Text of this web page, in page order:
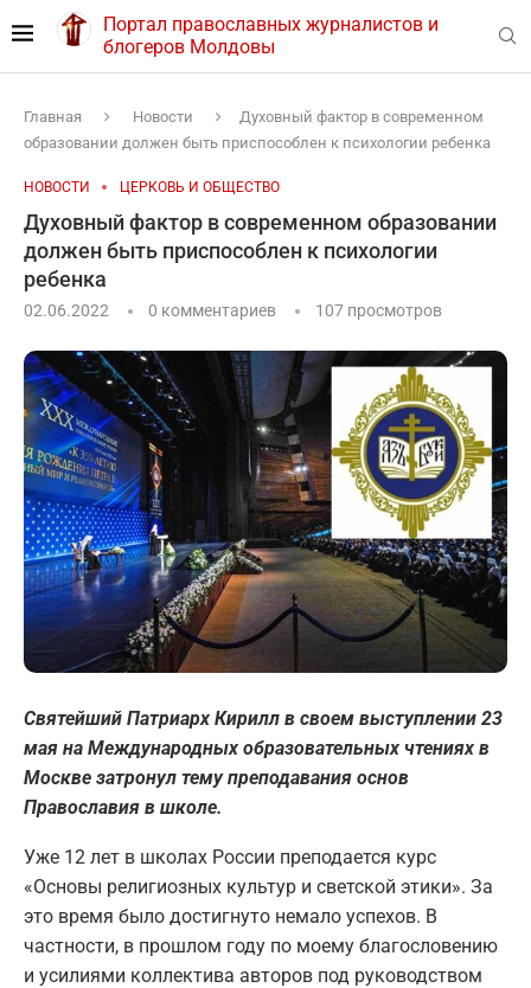
Портал православных журналистов и
блогеров Молдовы
Главная Новости
Духовный фактор в современном
образовании должен быть приспособлен к психологии ребенка
НОВОСТИ ЦЕРКОВЬ И ОБЩЕСТВО
Духовный фактор в современном образовании
должен быть приспособлен к психологии
ребенка
02.06.2022 0 комментариев 107 просмотров
Святейший Патриарх Кирилл в своем выступлении 23
мая на Международных образовательных чтениях в
Москве затронул тему преподавания основ
Православия в школе.
Уже 12 лет в школах России преподается курс
«Основы религиозных культур и светской этики». За
это время было достигнуто немало успехов. В
частности, в прошлом году по моему благословению
и усилиями коллектива авторов под руководством